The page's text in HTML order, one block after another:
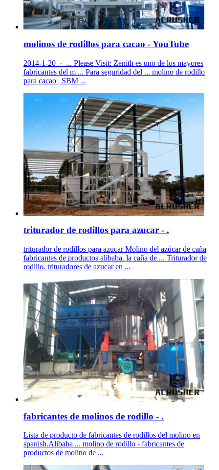
molinos de rodillos para cacao - YouTube
2014-1-20 · ... Please Visit: Zenith es uno de los mayores
fabricantes del m ... Para seguridad del ... molino de rodillo
para cacao | SBM ...
triturador de rodillos para azucar - .
triturador de rodillos para azucar Molino del azúcar de caña
fabricantes de productos alibaba. la caña de ... Triturador de
rodillo. trituradores de azucar en ...
fabricantes de molinos de rodillo - .
Lista de producto de fabricantes de rodillos del molino en
spanish.Alibaba ... molino de rodillo - fabricantes de
productos de molino de ...